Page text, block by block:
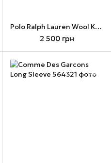
Polo Ralph Lauren Wool Knit White Sweater V-Neck
2 500 грн